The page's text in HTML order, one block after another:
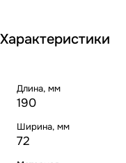
Характеристики
Длина, мм
190
Ширина, мм
72